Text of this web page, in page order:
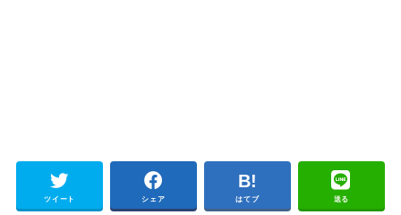
ツイート シェア はてブ 送る